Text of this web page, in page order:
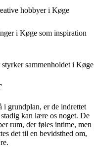
hobbyer i Køge
i Køge som inspiration
sammenholdet i Køge
i grundplan, er de indrettet
kan lære os noget. De
rum, der føles intime, men
det til en bevidsthed om,